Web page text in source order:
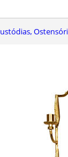
Custódias,